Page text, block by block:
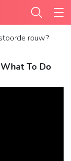
rouw?
To Do